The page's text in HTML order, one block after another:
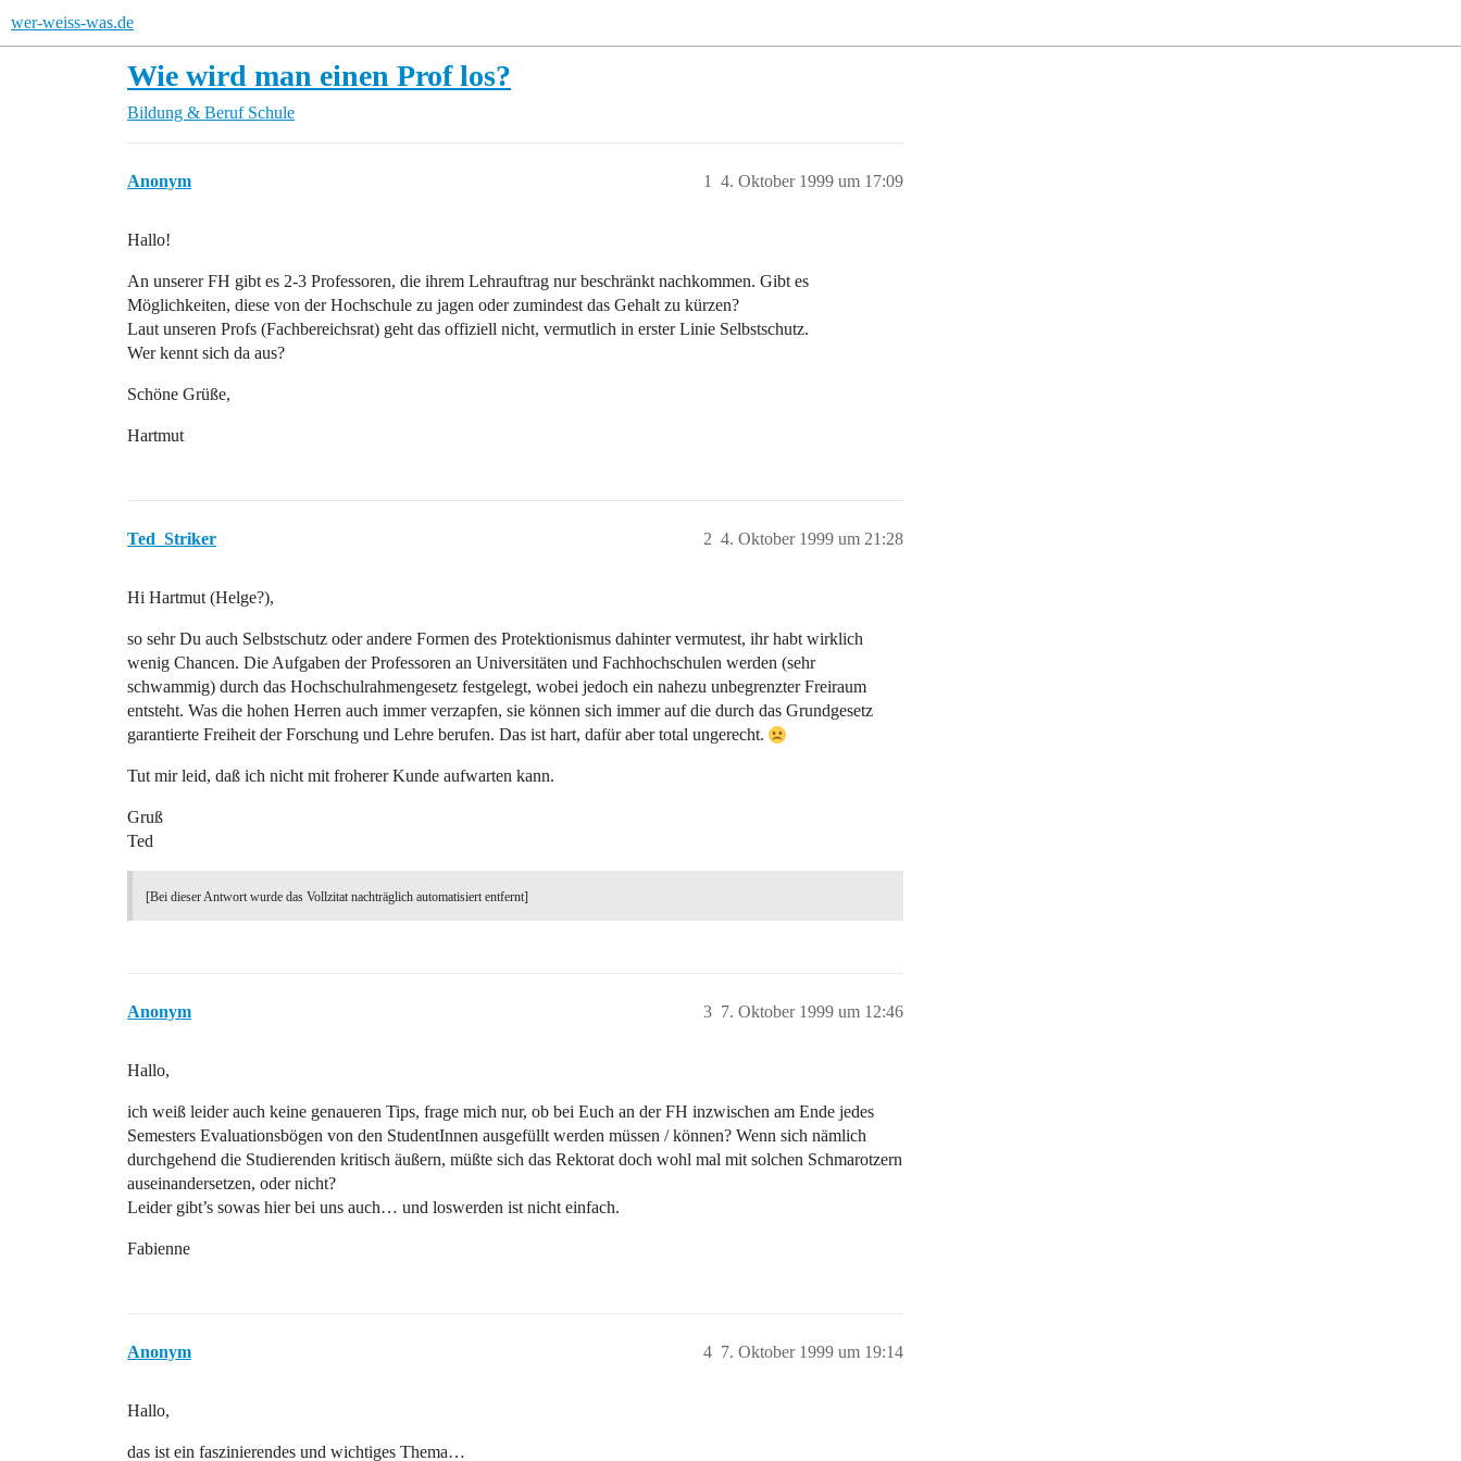
wer-weiss-was.de
Wie wird man einen Prof los?
Bildung & Beruf Schule
Anonym 4. Oktober 1999 um 17:09
1
Hallo!
An unserer FH gibt es 2-3 Professoren, die ihrem Lehrauftrag nur beschränkt nachkommen. Gibt es
Möglichkeiten, diese von der Hochschule zu jagen oder zumindest das Gehalt zu kürzen?
Laut unseren Profs (Fachbereichsrat) geht das offiziell nicht, vermutlich in erster Linie Selbstschutz.
Wer kennt sich da aus?
Schöne Grüße,
Hartmut
Ted_Striker 4. Oktober 1999 um 21:28
2
Hi Hartmut (Helge?),
so sehr Du auch Selbstschutz oder andere Formen des Protektionismus dahinter vermutest, ihr habt wirklich
wenig Chancen. Die Aufgaben der Professoren an Universitäten und Fachhochschulen werden (sehr
schwammig) durch das Hochschulrahmengesetz festgelegt, wobei jedoch ein nahezu unbegrenzter Freiraum
entsteht. Was die hohen Herren auch immer verzapfen, sie können sich immer auf die durch das Grundgesetz
garantierte Freiheit der Forschung und Lehre berufen. Das ist hart, dafür aber total ungerecht.
Tut mir leid, daß ich nicht mit froherer Kunde aufwarten kann.
Gruß
Ted
[Bei dieser Antwort wurde das Vollzitat nachträglich automatisiert entfernt]
Anonym 7. Oktober 1999 um 12:46
3
Hallo,
ich weiß leider auch keine genaueren Tips, frage mich nur, ob bei Euch an der FH inzwischen am Ende jedes
Semesters Evaluationsbögen von den StudentInnen ausgefüllt werden müssen / können? Wenn sich nämlich
durchgehend die Studierenden kritisch äußern, müßte sich das Rektorat doch wohl mal mit solchen Schmarotzern
auseinandersetzen, oder nicht?
Leider gibt’s sowas hier bei uns auch… und loswerden ist nicht einfach.
Fabienne
Anonym 7. Oktober 1999 um 19:14
4
Hallo,
das ist ein faszinierendes und wichtiges Thema…